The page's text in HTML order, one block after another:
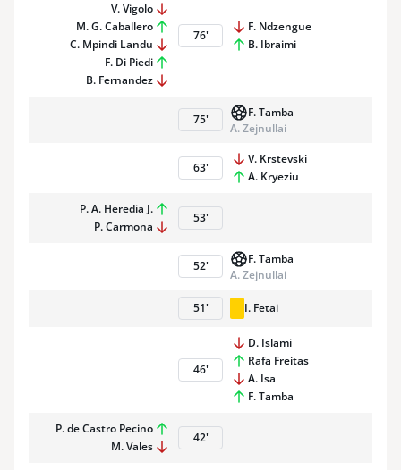
V. Vigolo
M. G. Caballero
C. Mpindi Landu
F. Di Piedi
B. Fernandez
76'
F. Ndzengue
B. Ibraimi
75'
F. Tamba
A. Zejnullai
63'
V. Krstevski
A. Kryeziu
P. A. Heredia J.
P. Carmona
53'
52'
F. Tamba
A. Zejnullai
51' I. Fetai
46'
D. Islami
Rafa Freitas
A. Isa
F. Tamba
P. de Castro Pecino
M. Vales
42'